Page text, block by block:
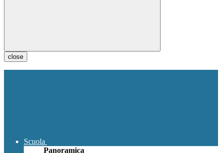
close
Scuola
Panoramica